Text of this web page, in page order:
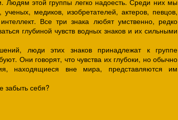
Людям этой группы легко надоесть. Среди них мы
медиков, изобретателей, актеров, певцов,
Все три знака любят умственно, редко
глубиной чувств водных знаков и их сильными
люди этих знаков принадлежат к группе
Они говорят, что чувства их глубоки, но обычно
находящиеся вне мира, представляются им
себя?